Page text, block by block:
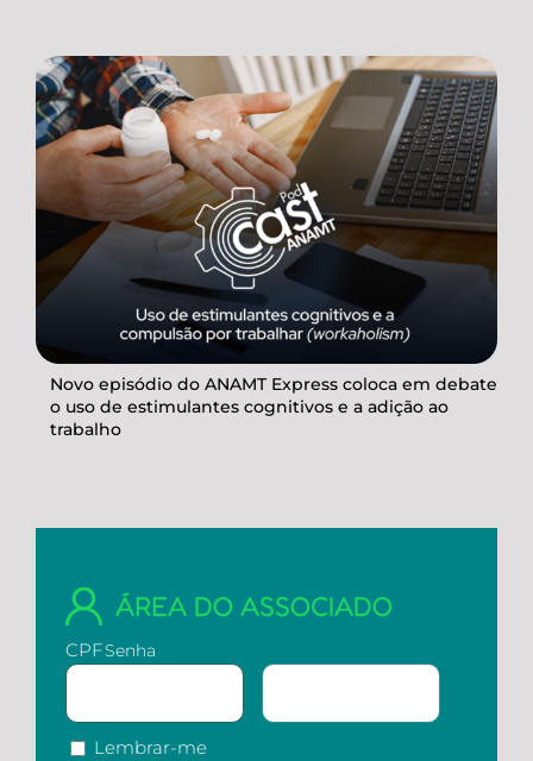
Novo episódio do ANAMT Express coloca em debate
o uso de estimulantes cognitivos e a adição ao
trabalho
ÁREA DO ASSOCIADO
CPFSenha
Lembrar-me